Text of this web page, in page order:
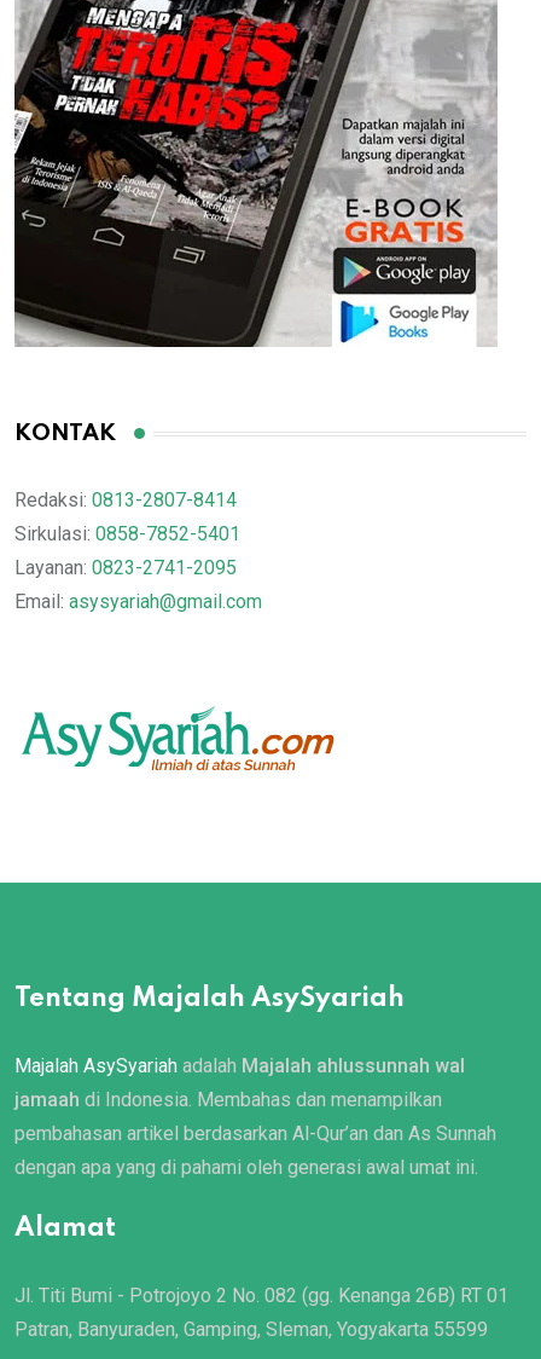
KONTAK
Redaksi: 0813-2807-8414
Sirkulasi: 0858-7852-5401
Layanan: 0823-2741-2095
Email: asysyariah@gmail.com
Tentang Majalah AsySyariah
Majalah AsySyariah adalah Majalah ahlussunnah wal
jamaah di Indonesia. Membahas dan menampilkan
pembahasan artikel berdasarkan Al-Qur’an dan As Sunnah
dengan apa yang di pahami oleh generasi awal umat ini.
Alamat
Jl. Titi Bumi - Potrojoyo 2 No. 082 (gg. Kenanga 26B) RT 01
Patran, Banyuraden, Gamping, Sleman, Yogyakarta 55599